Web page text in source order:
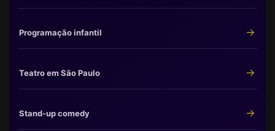
Programação infantil
Teatro em São Paulo
Stand-up comedy